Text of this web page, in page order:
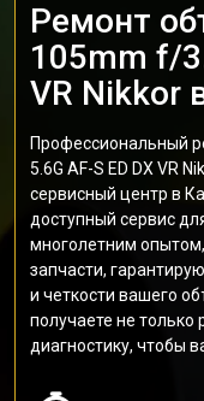
Ремонт
105mm f/
VR Nikkor
Профессиональный
5.6G AF-S ED DX VR
сервисный центр в
доступный сервис
многолетним
запчасти,
и четкости вашего
получаете не
диагностику, чтобы